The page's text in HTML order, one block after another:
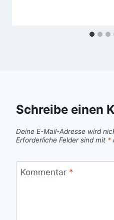
Schreibe einen
Deine E-Mail-Adresse wird
Erforderliche Felder sind mit *
Kommentar *